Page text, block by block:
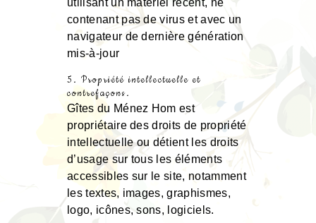
utilisant un matériel récent, ne
contenant pas de virus et avec un
navigateur de dernière génération
mis-à-jour
5. Propriété intellectuelle et
contrefaçons.
Gîtes du Ménez Hom est
propriétaire des droits de propriété
intellectuelle ou détient les droits
d’usage sur tous les éléments
accessibles sur le site, notamment
les textes, images, graphismes,
logo, icônes, sons, logiciels.